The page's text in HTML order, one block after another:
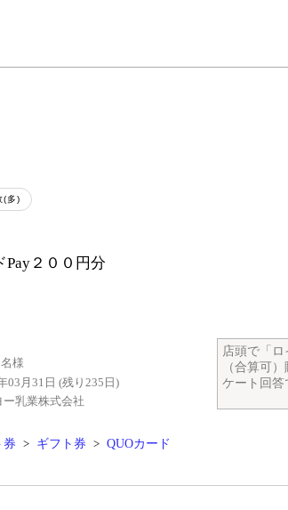
(多)
Pay２００円分
名様
03月31日 (残り235日)
乳業株式会社
店頭で「ロ
（合算可
ケート回
券 > ギフト券 > QUOカード